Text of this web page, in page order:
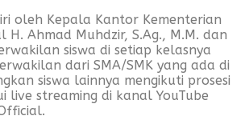
oleh Kepala Kantor Kementerian
H. Ahmad Muhdzir, S.Ag., M.M. dan
siswa di setiap kelasnya
dari SMA/SMK yang ada di
siswa lainnya mengikuti prosesi
live streaming di kanal YouTube